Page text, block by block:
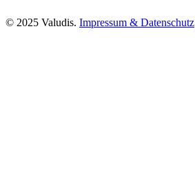
© 2025 Valudis. Impressum & Datenschutz